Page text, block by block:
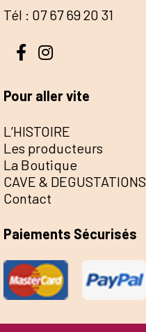
Tél : 07 67 69 20 31
Pour aller vite
L’HISTOIRE
Les producteurs
La Boutique
CAVE & DEGUSTATIONS
Contact
Paiements Sécurisés